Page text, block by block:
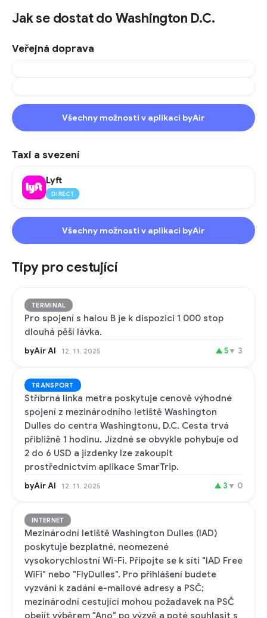
Jak se dostat do Washington D.C.
Veřejná doprava
Všechny možnosti v aplikaci byAir
Taxi a svezení
Lyft
DIRECT
Všechny možnosti v aplikaci byAir
Tipy pro cestující
TERMINAL
Pro spojení s halou B je k dispozici 1 000 stop
dlouhá pěší lávka.
byAir AI 12. 11. 2025 ▲5▼ 3
TRANSPORT
Stříbrná linka metra poskytuje cenově výhodné
spojení z mezinárodního letiště Washington
Dulles do centra Washingtonu, D.C. Cesta trvá
přibližně 1 hodinu. Jízdné se obvykle pohybuje od
2 do 6 USD a jízdenky lze zakoupit
prostřednictvím aplikace SmarTrip.
byAir AI 12. 11. 2025 ▲ 3 ▼ 0
INTERNET
Mezinárodní letiště Washington Dulles (IAD)
poskytuje bezplatné, neomezené
vysokorychlostní Wi-Fi. Připojte se k síti "IAD Free
WiFi" nebo "FlyDulles". Pro přihlášení budete
vyzváni k zadání e-mailové adresy a PSČ;
mezinárodní cestující mohou požadavek na PSČ
obejít výběrem "Ano" po výzvě a poté souhlasit s